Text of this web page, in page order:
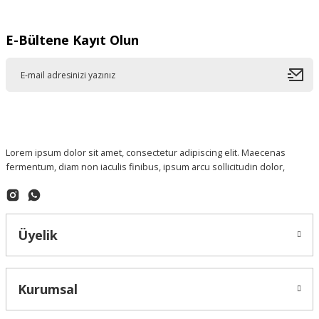
E-Bültene Kayıt Olun
Lorem ipsum dolor sit amet, consectetur adipiscing elit. Maecenas
fermentum, diam non iaculis finibus, ipsum arcu sollicitudin dolor,
Üyelik
Kurumsal